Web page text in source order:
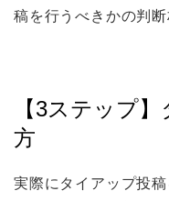
稿を行うべきかの判断
【3ステップ
方
実際にタイアップ投